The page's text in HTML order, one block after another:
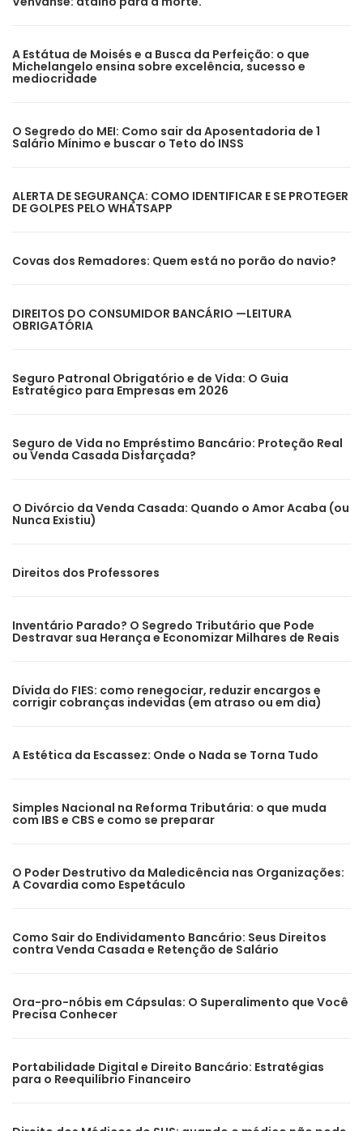
A Estátua de Moisés e a Busca da Perfeição: o que
Michelangelo ensina sobre excelência, sucesso e
mediocridade
O Segredo do MEI: Como sair da Aposentadoria de 1
Salário Mínimo e buscar o Teto do INSS
ALERTA DE SEGURANÇA: COMO IDENTIFICAR E SE PROTEGER
DE GOLPES PELO WHATSAPP
Covas dos Remadores: Quem está no porão do navio?
DIREITOS DO CONSUMIDOR BANCÁRIO —LEITURA
OBRIGATÓRIA
Seguro Patronal Obrigatório e de Vida: O Guia
Estratégico para Empresas em 2026
Seguro de Vida no Empréstimo Bancário: Proteção Real
ou Venda Casada Disfarçada?
O Divórcio da Venda Casada: Quando o Amor Acaba (ou
Nunca Existiu)
Direitos dos Professores
Inventário Parado? O Segredo Tributário que Pode
Destravar sua Herança e Economizar Milhares de Reais
Dívida do FIES: como renegociar, reduzir encargos e
corrigir cobranças indevidas (em atraso ou em dia)
A Estética da Escassez: Onde o Nada se Torna Tudo
Simples Nacional na Reforma Tributária: o que muda
com IBS e CBS e como se preparar
O Poder Destrutivo da Maledicência nas Organizações:
A Covardia como Espetáculo
Como Sair do Endividamento Bancário: Seus Direitos
contra Venda Casada e Retenção de Salário
Ora-pro-nóbis em Cápsulas: O Superalimento que Você
Precisa Conhecer
Portabilidade Digital e Direito Bancário: Estratégias
para o Reequilíbrio Financeiro